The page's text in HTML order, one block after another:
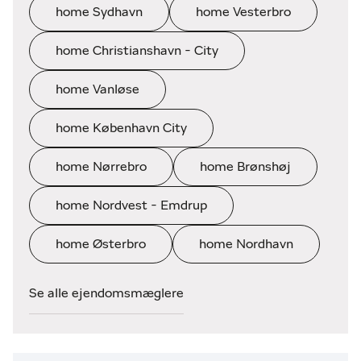
home Sydhavn home Vesterbro
home Christianshavn - City
home Vanløse
home København City
home Nørrebro home Brønshøj
home Nordvest - Emdrup
home Østerbro home Nordhavn
Se alle ejendomsmæglere